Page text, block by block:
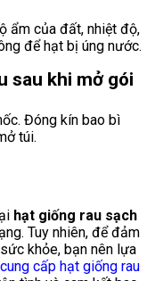
ẩm của đất, nhiệt độ,
để hạt bị úng nước.
sau khi mở gói
Đóng kín bao bì
túi.
hạt giống rau sạch
Tuy nhiên, để đảm
khỏe, bạn nên lựa
cung cấp hạt giống rau